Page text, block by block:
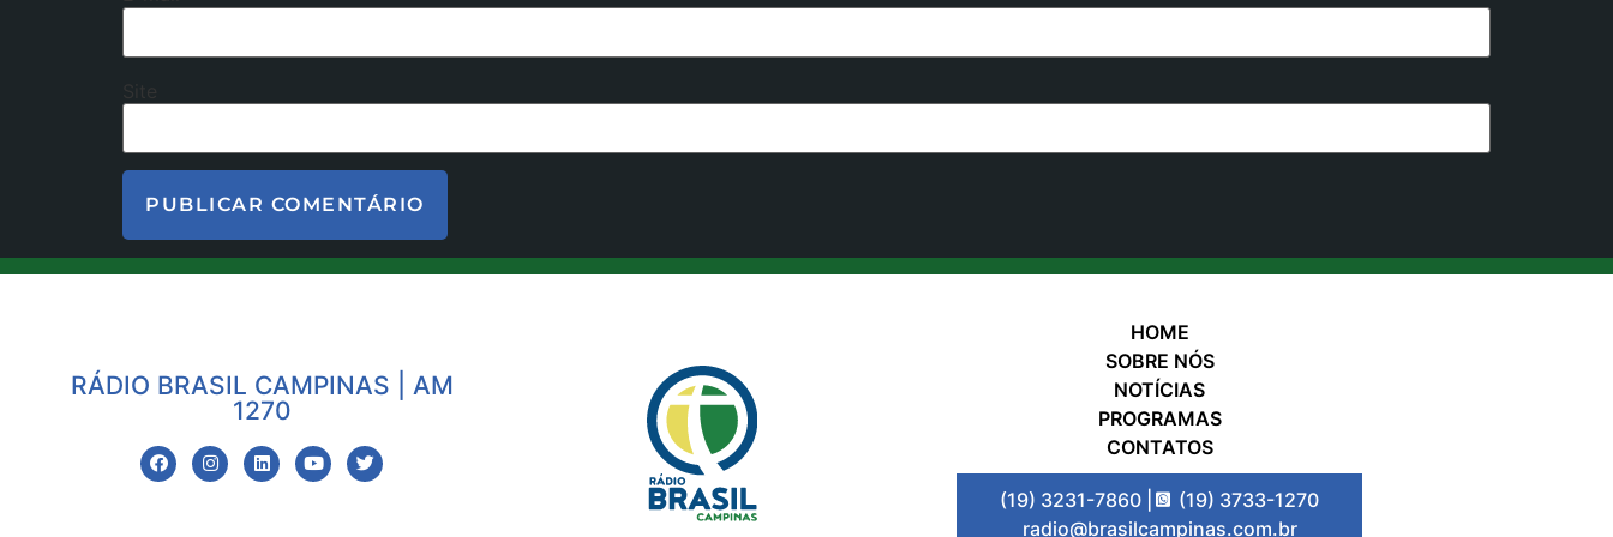
Site
RÁDIO BRASIL CAMPINAS | AM
1270
HOME
SOBRE NÓS
NOTÍCIAS
PROGRAMAS
CONTATOS
(19) 3231-7860 |
(19) 3733-1270
radio@brasilcampinas.com.br